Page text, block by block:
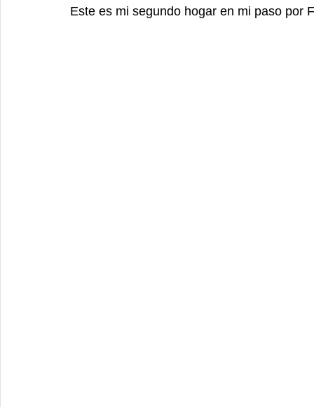
Este es mi segundo hogar en mi paso por